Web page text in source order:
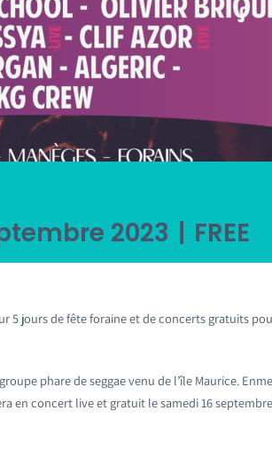
2023 | FREE
5 jours de fête foraine et de concerts gratuits
phare de seggae venu de l’île Maurice.
en concert live et gratuit le samedi 16